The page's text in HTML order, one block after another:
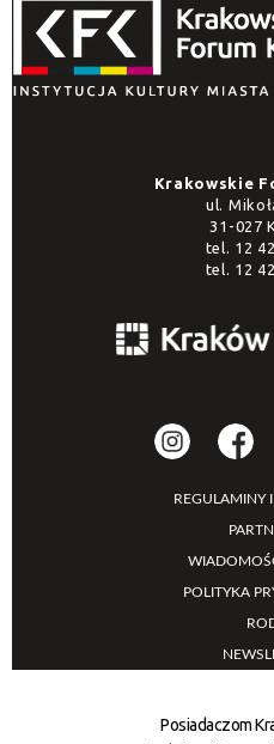
Promowane
Krakowskie
ul.
31-027
tel. 12
tel. 12
REGULAMINY
POLITYKA
Posiadaczom